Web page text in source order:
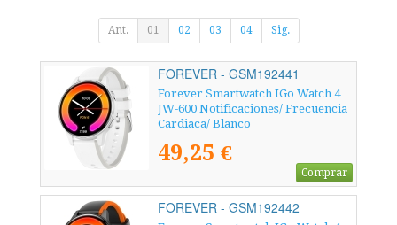
Ant. 01 02 03 04 Sig.
FOREVER - GSM192441
Forever Smartwatch IGo Watch 4
JW-600 Notificaciones/ Frecuencia
Cardiaca/ Blanco
49,25 €
Comprar
FOREVER - GSM192442